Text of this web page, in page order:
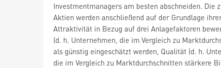
Investmentmanagers am besten abschneiden. Die
Aktien werden anschließend auf der Grundlage
Attraktivität in Bezug auf drei Anlagefaktoren
(d. h. Unternehmen, die im Vergleich zu
als günstig eingeschätzt werden, Qualität (d. h.
die im Vergleich zu Marktdurchschnitten stärkere